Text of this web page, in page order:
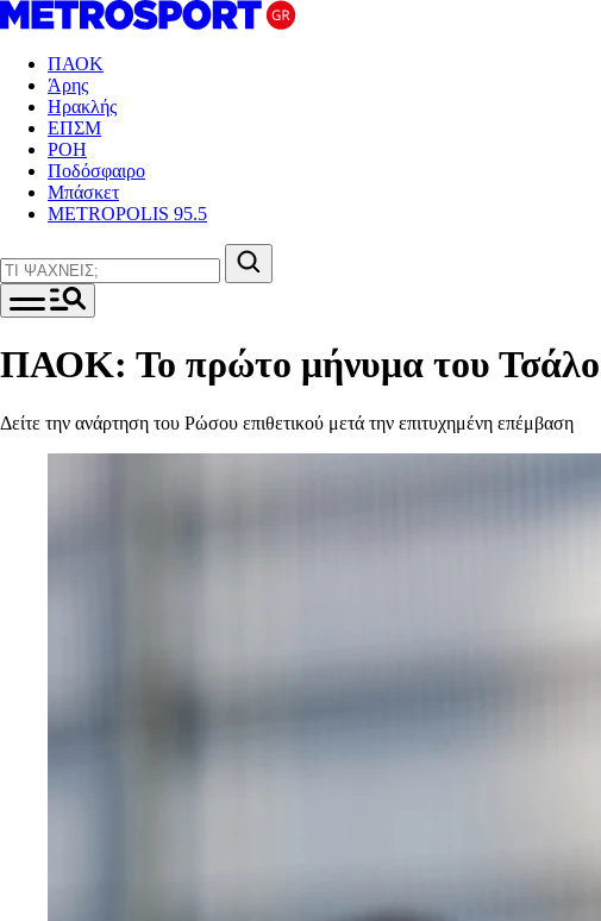
ΠΑΟΚ
Άρης
Ηρακλής
ΕΠΣΜ
ΡΟΗ
Ποδόσφαιρο
Μπάσκετ
METROPOLIS 95.5
ΠΑΟΚ: Το πρώτο μήνυμα του Τσάλοφ
Δείτε την ανάρτηση του Ρώσου επιθετικού μετά την επιτυχημένη επέμβαση